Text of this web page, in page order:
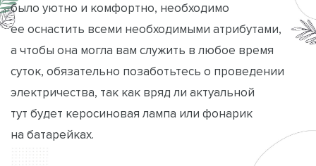
было уютно и комфортно, необходимо
ее оснастить всеми необходимыми атрибутами,
а чтобы она могла вам служить в любое время
суток, обязательно позаботьтесь о проведении
электричества, так как вряд ли актуальной
тут будет керосиновая лампа или фонарик
на батарейках.